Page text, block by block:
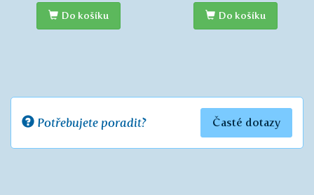
Do košíku Do košíku
Potřebujete poradit? Časté dotazy